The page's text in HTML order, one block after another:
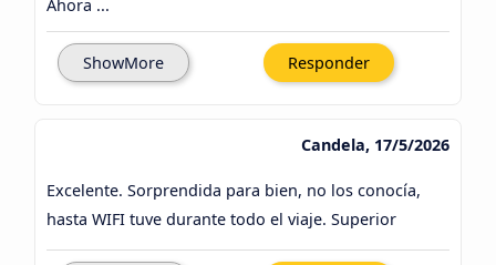
Ahora ...
ShowMore Responder
Candela, 17/5/2026
Excelente. Sorprendida para bien, no los conocía,
hasta WIFI tuve durante todo el viaje. Superior